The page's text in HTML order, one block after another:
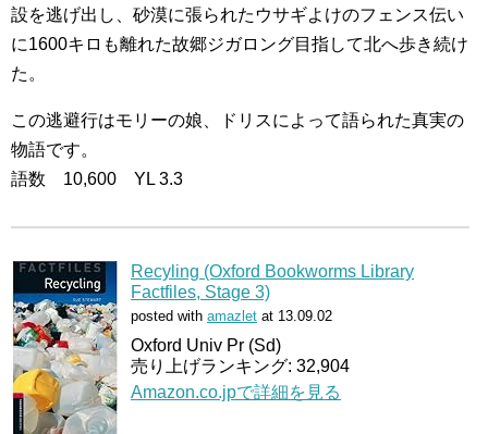
設を逃げ出し、砂漠に張られたウサギよけのフェンス伝い
に1600キロも離れた故郷ジガロング目指して北へ歩き続け
た。
この逃避行はモリーの娘、ドリスによって語られた真実の
物語です。
語数 10,600 YL 3.3
Recyling (Oxford Bookworms Library
Factfiles, Stage 3)
posted with amazlet at 13.09.02
Oxford Univ Pr (Sd)
売り上げランキング: 32,904
Amazon.co.jpで詳細を見る